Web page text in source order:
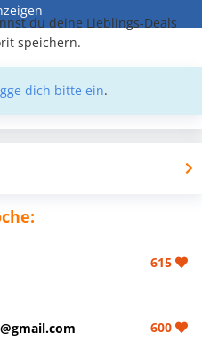
du deine Lieblings-Deals
speichern.
dich bitte ein.
615
600